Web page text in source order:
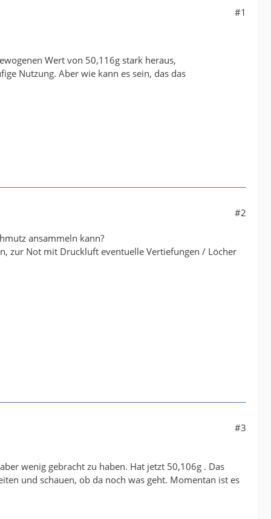
#1
Wert von 50,116g stark heraus,
Nutzung. Aber wie kann es sein, das das
#2
ansammeln kann?
zur Not mit Druckluft eventuelle Vertiefungen / Löcher
#3
wenig gebracht zu haben. Hat jetzt 50,106g . Das
und schauen, ob da noch was geht. Momentan ist es